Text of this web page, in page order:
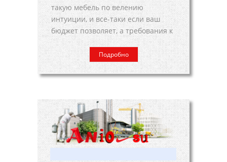
такую мебель по велению
интуиции, и все-таки если ваш
бюджет позволяет, а требования к
Подробно